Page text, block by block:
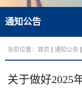
通知公告
当前位置： 首页 通知公告
关于做好2025